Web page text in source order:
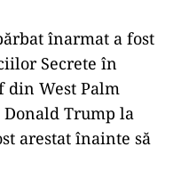
campaniei
în iulie 2024, la
în Butler,
Donald
dreaptă după ce